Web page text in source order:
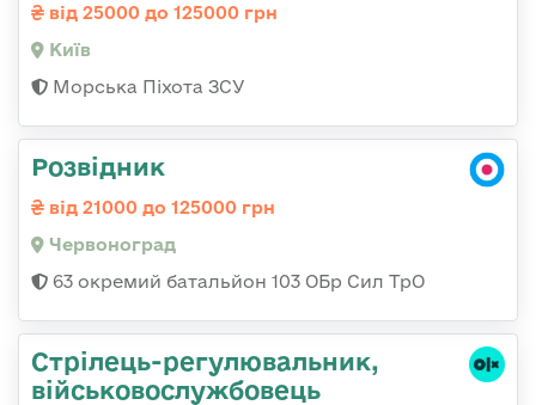
від 25000 до 125000 грн
Київ
Морська Піхота ЗСУ
Розвідник
від 21000 до 125000 грн
Червоноград
63 окремий батальйон 103 ОБр Сил ТрО
Стpілець-регулювальник,
військовослужбовець